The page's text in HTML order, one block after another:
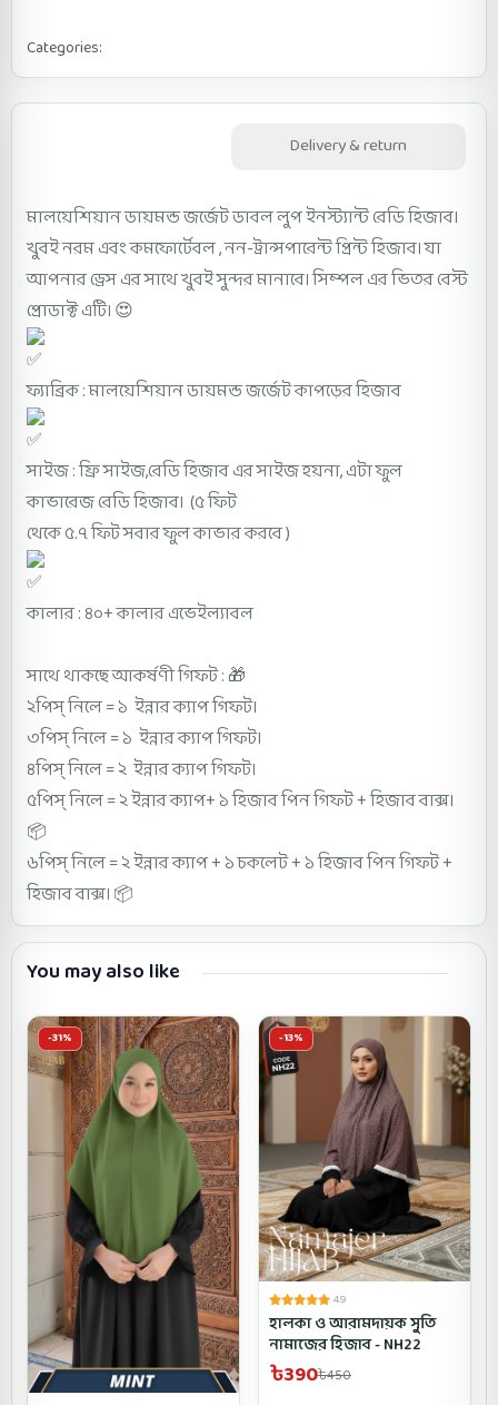
Categories:
Delivery & return
মালয়েশিয়ান ডায়মন্ড জর্জেট ডাবল লুপ ইনস্ট্যান্ট রেডি হিজাব।
খুবই নরম এবং কমফোর্টেবল , নন-ট্রান্সপারেন্ট প্রিন্ট হিজাব। যা
আপনার ড্রেস এর সাথে খুবই সুন্দর মানাবে। সিম্পল এর ভিতর বেস্ট
প্রোডাক্ট এটি। 😍
ফ্যাব্রিক : মালয়েশিয়ান ডায়মন্ড জর্জেট কাপড়ের হিজাব
সাইজ : ফ্রি সাইজ,রেডি হিজাব এর সাইজ হয়না, এটা ফুল
কাভারেজ রেডি হিজাব। (৫ ফিট
থেকে ৫.৭ ফিট সবার ফুল কাভার করবে )
কালার : ৪০+ কালার এভেইল্যাবল
সাথে থাকছে আকর্ষণী গিফট : 🎁
২পিস্ নিলে = ১ ইন্নার ক্যাপ গিফট।
৩পিস্ নিলে = ১ ইন্নার ক্যাপ গিফট।
৪পিস্ নিলে = ২ ইন্নার ক্যাপ গিফট।
৫পিস্ নিলে = ২ ইন্নার ক্যাপ+ ১ হিজাব পিন গিফট + হিজাব বাক্স।
📦
৬পিস্ নিলে = ২ ইন্নার ক্যাপ + ১ চকলেট + ১ হিজাব পিন গিফট +
হিজাব বাক্স। 📦
You may also like
-31% -13%
4.9
হালকা ও আরামদায়ক সুতি
নামাজের হিজাব - NH22
৳390৳450